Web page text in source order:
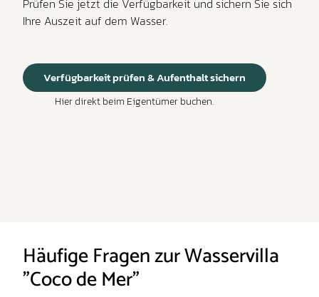
Ihre Auszeit auf dem Wasser.
Verfügbarkeit prüfen & Aufenthalt sichern
Hier direkt beim Eigentümer buchen.
Häufige Fragen zur Wasservilla
"Coco de Mer"